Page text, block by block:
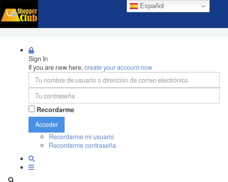
Español
Sign In
If you are new here,create your account now
Recordarme
Acceder
Recordarme mi usuario
Recordarme contraseña